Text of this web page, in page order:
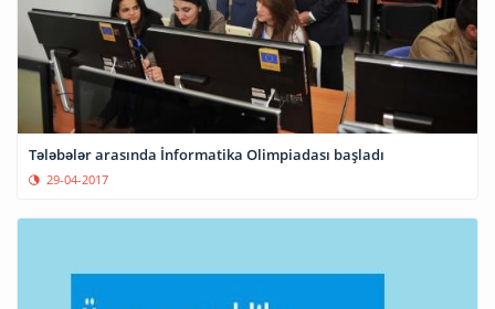
Tələbələr arasında İnformatika Olimpiadası başladı
29-04-2017